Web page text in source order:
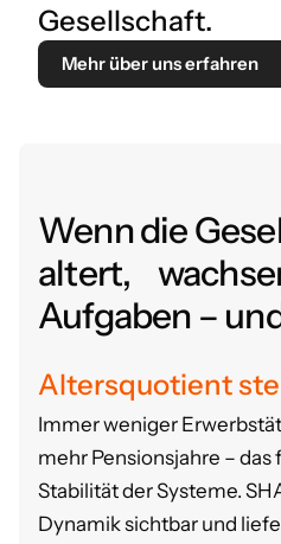
Gesellschaft.
Mehr über uns erfahren
Wenn die
altert,
Aufgaben –
Altersquotient
Immer weniger
mehr Pensionsjahre –
Stabilität der Systeme.
Dynamik sichtbar und